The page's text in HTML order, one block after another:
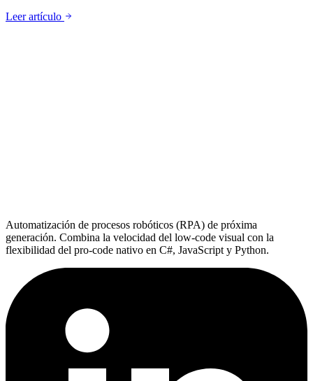
Leer artículo
Automatización de procesos robóticos (RPA) de próxima
generación. Combina la velocidad del low-code visual con la
flexibilidad del pro-code nativo en C#, JavaScript y Python.